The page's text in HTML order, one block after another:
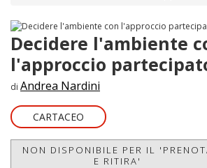
Decidere l'ambiente
l'approccio
di Andrea Nardini
CARTACEO
NON DISPONIBILE PER IL
E RITIRA'